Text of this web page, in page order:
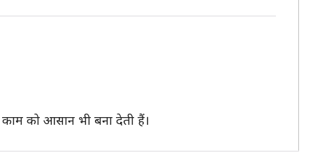
को आसान भी बना देती हैं।